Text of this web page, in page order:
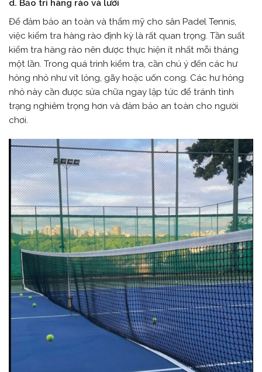
d. Bảo trì hàng rào và lưới
Để đảm bảo an toàn và thẩm mỹ cho sân Padel Tennis,
việc kiểm tra hàng rào định kỳ là rất quan trọng. Tần suất
kiểm tra hàng rào nên được thực hiện ít nhất mỗi tháng
một lần. Trong quá trình kiểm tra, cần chú ý đến các hư
hỏng nhỏ như vít lỏng, gãy hoặc uốn cong. Các hư hỏng
nhỏ này cần được sửa chữa ngay lập tức để tránh tình
trạng nghiêm trọng hơn và đảm bảo an toàn cho người
chơi.